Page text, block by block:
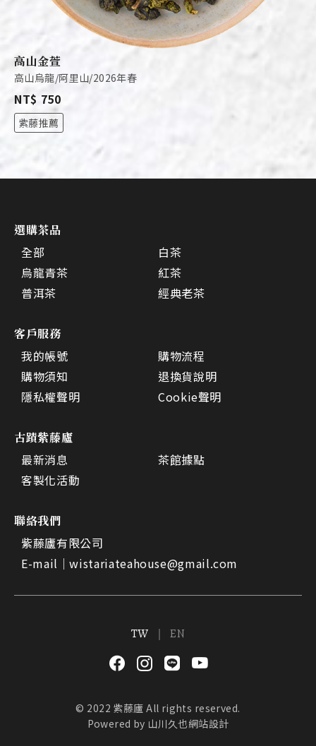
高山金萱
高山烏龍/阿里山/2026年春
NT$ 750
紫藤推薦
選購茶品
全部
白茶
烏龍青茶
紅茶
普洱茶
經典老茶
客戶服務
我的帳號
購物流程
購物須知
退換貨說明
隱私權聲明
Cookie聲明
古蹟紫藤廬
最新消息
茶館據點
客製化活動
聯絡我們
紫藤廬有限公司
E-mail｜wistariateahouse@gmail.com
TW EN
© 2022 紫藤廬 All rights reserved.
Powered by 山川久也網站設計